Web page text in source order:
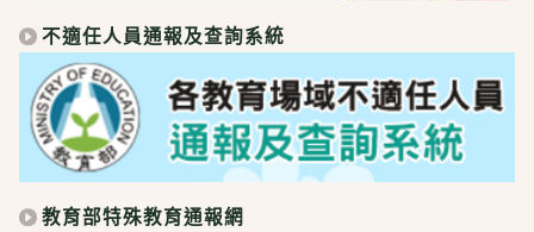
不適任人員通報及查詢系統
教育部特殊教育通報網